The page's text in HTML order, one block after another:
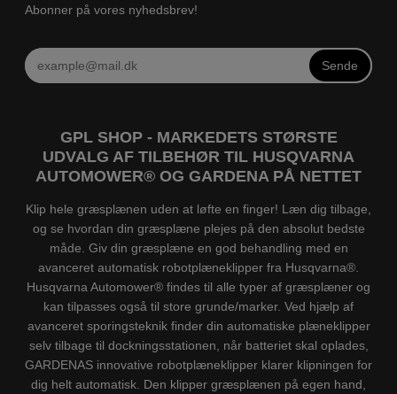
Abonner på vores nyhedsbrev!
Sende
GPL SHOP - MARKEDETS STØRSTE
UDVALG AF TILBEHØR TIL HUSQVARNA
AUTOMOWER® OG GARDENA PÅ NETTET
Klip hele græsplænen uden at løfte en finger! Læn dig tilbage,
og se hvordan din græsplæne plejes på den absolut bedste
måde. Giv din græsplæne en god behandling med en
avanceret automatisk robotplæneklipper fra Husqvarna®.
Husqvarna Automower® findes til alle typer af græsplæner og
kan tilpasses også til store grunde/marker. Ved hjælp af
avanceret sporingsteknik finder din automatiske plæneklipper
selv tilbage til dockningsstationen, når batteriet skal oplades,
GARDENAS innovative robotplæneklipper klarer klipningen for
dig helt automatisk. Den klipper græsplænen på egen hand,